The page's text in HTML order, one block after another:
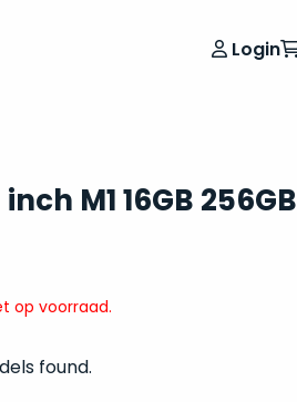
Login
M1 16GB 256GB
op voorraad.
found.